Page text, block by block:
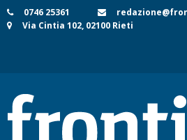
Skip
to
0746 25361
Via Cintia 102, 02100 Rieti